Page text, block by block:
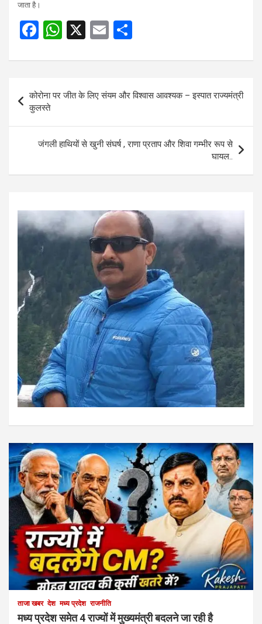
जाता है।
F
ce
b
o
o
k
W
at
s
A
p
p
X
E
ail ar
e
Post
navigation
कोरोना पर जीत के लिए संयम और विश्वास आवश्यक – इस्पात राज्यमंत्री
कुलस्ते
जंगली हाथियों से खुनी संघर्ष , राणा प्रताप और शिवा गम्भीर रूप से
घायल..
ताजा खबर देश मध्य प्रदेश राजनीति
मध्य प्रदेश समेत 4 राज्यों में मुख्यमंत्री बदलने जा रही है